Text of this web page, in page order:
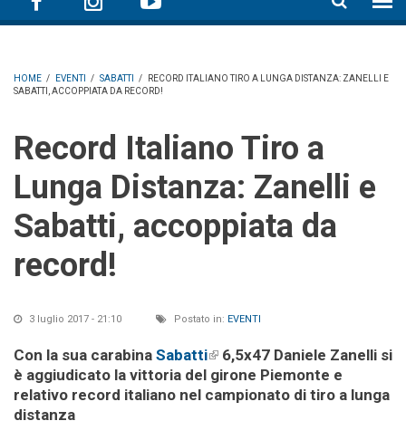
HOME / EVENTI / SABATTI /
RECORD ITALIANO TIRO A LUNGA DISTANZA: ZANELLI E
SABATTI, ACCOPPIATA DA RECORD!
Record Italiano Tiro a
Lunga Distanza: Zanelli e
Sabatti, accoppiata da
record!
3 luglio 2017 - 21:10 Postato in: EVENTI
Con la sua carabina Sabatti(link is external)
6,5x47 Daniele Zanelli si
è aggiudicato la vittoria del girone Piemonte e
relativo record italiano nel campionato di tiro a lunga
distanza